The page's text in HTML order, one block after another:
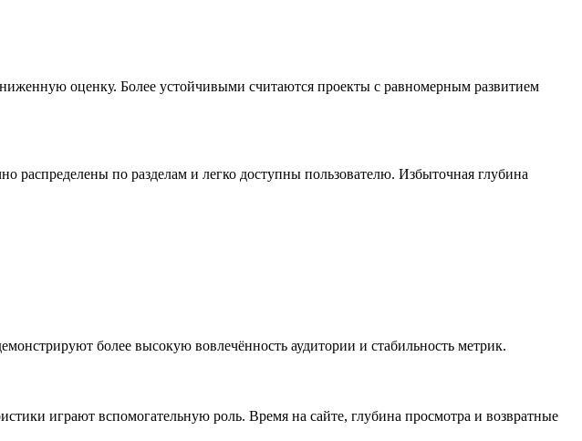
оценку. Более устойчивыми считаются проекты с равномерным развитием
по разделам и легко доступны пользователю. Избыточная глубина
более высокую вовлечённость аудитории и стабильность метрик.
играют вспомогательную роль. Время на сайте, глубина просмотра и возвратные